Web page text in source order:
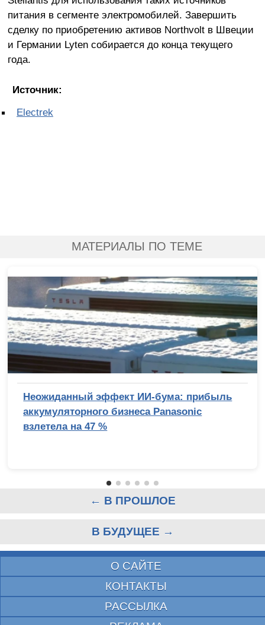
питания в сегменте электромобилей. Завершить
сделку по приобретению активов Northvolt в Швеции
и Германии Lyten собирается до конца текущего
года.
Источник:
Electrek
МАТЕРИАЛЫ ПО ТЕМЕ
Неожиданный эффект ИИ-бума: прибыль
аккумуляторного бизнеса Panasonic
взлетела на 47 %
← В ПРОШЛОЕ
В БУДУЩЕЕ →
О САЙТЕ
КОНТАКТЫ
РАССЫЛКА